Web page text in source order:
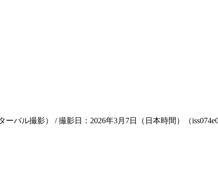
ル撮影） / 撮影日：2026年3月7日（日本時間）（